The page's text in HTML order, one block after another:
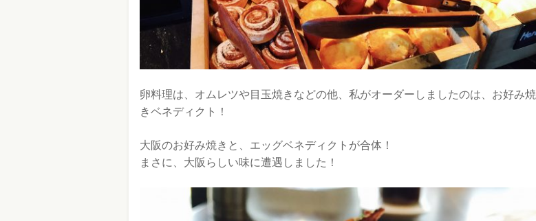
卵料理は、オムレツや目玉焼きなどの他、私がオーダーしましたのは、お好み焼
きベネディクト！
大阪のお好み焼きと、エッグベネディクトが合体！
まさに、大阪らしい味に遭遇しました！